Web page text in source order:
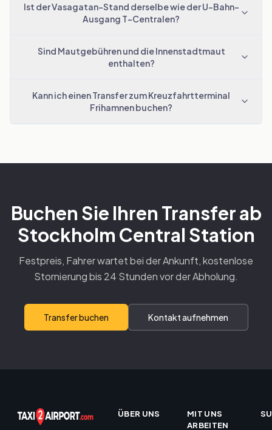
Ist der Vasagatan-Stand derselbe wie der U-Bahn-
Ausgang T-Centralen?
Sind Mautgebühren und die Innenstadtmaut
enthalten?
Kann ich einen Transfer zum Kreuzfahrtterminal
Frihamnen buchen?
Buchen Sie Ihren Transfer ab
Stockholm Central Station
Festpreis, Fahrer wartet bei der Ankunft, kostenlose
Stornierung bis 24 Stunden vor der Abholung.
Transfer buchen Kontakt aufnehmen
ÜBER UNS
MIT UNS
ARBEITEN